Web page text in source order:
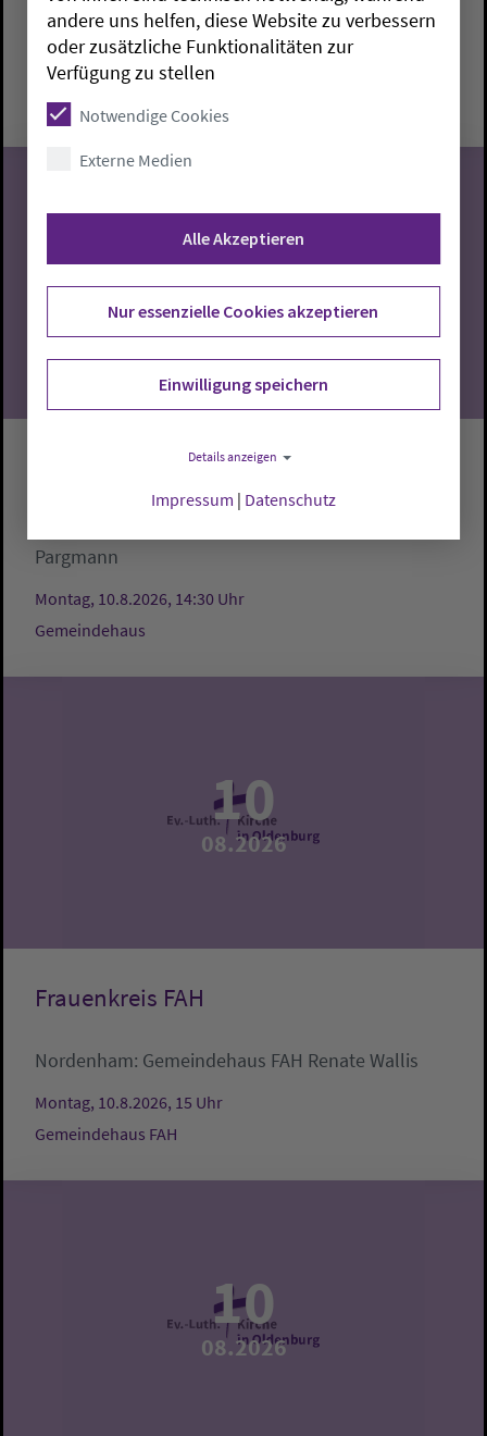
Brake:Paul-Gerhardt-HausBärbel Arping
Montag, 10.8.2026, 14-17 Uhr
Paul-Gerhardt-Haus
10
08.2026
Handarbeitskreis
Pargmann
Montag, 10.8.2026, 14:30 Uhr
Gemeindehaus
10
08.2026
Frauenkreis FAH
Nordenham: Gemeindehaus FAH Renate Wallis
Montag, 10.8.2026, 15 Uhr
Gemeindehaus FAH
10
08.2026
andere uns helfen, diese Website zu verbessern
oder zusätzliche Funktionalitäten zur
Verfügung zu stellen
Notwendige Cookies
Externe Medien
Alle Akzeptieren
Nur essenzielle Cookies akzeptieren
Einwilligung speichern
Details anzeigen
Impressum | Datenschutz